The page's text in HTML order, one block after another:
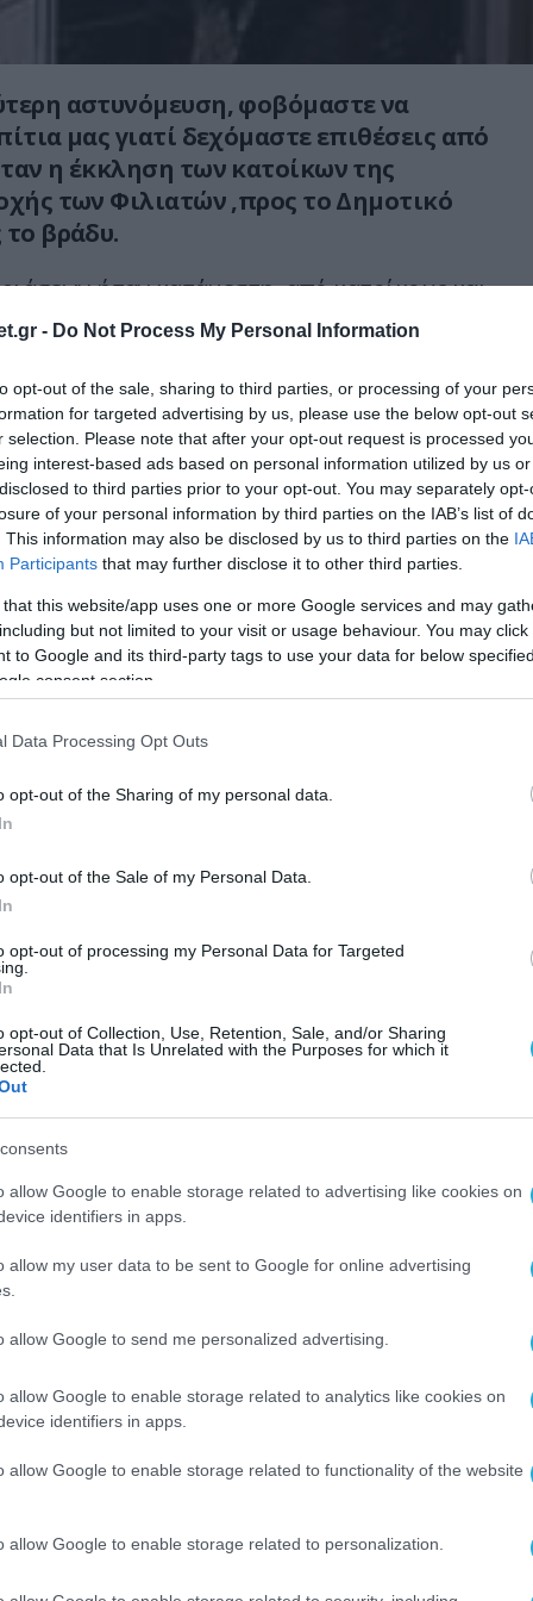
- Do Not Process My Personal Information
opt-out of the sale, sharing to third parties, or processing of your
for targeted advertising by us, please use the below opt-out
selection. Please note that after your opt-out request is processed
interest-based ads based on personal information utilized by us
to third parties prior to your opt-out. You may separately
of your personal information by third parties on the IAB’s list of
This information may also be disclosed by us to third parties on the
Participants that may further disclose it to other third parties.
that this website/app uses one or more Google services and may
but not limited to your visit or usage behaviour. You may
to Google and its third-party tags to use your data for below
consent section.
Data Processing Opt Outs
opt-out of the Sharing of my personal data.
opt-out of the Sale of my Personal Data.
opt-out of processing my Personal Data for Targeted
opt-out of Collection, Use, Retention, Sale, and/or Sharing
Data that Is Unrelated with the Purposes for which it
allow Google to enable storage related to advertising like cookies on
identifiers in apps.
allow my user data to be sent to Google for online advertising
allow Google to send me personalized advertising.
allow Google to enable storage related to analytics like cookies on
identifiers in apps.
allow Google to enable storage related to functionality of the website
allow Google to enable storage related to personalization.
αστυνόμευση, φοβόμαστε να
μας γιατί δεχόμαστε επιθέσεις από
η έκκληση των κατοίκων της
των Φιλιατών ,προς το Δημοτικό
βράδυ.
ήταν κατάμεστη, από κατοίκους και
του Δήμου, καθώς το πρώτο θέμα της
κρούσματα ληστειών σε βάρος
,έχουν αναστατώσει τα 47 χωριά του
πήραν τον λόγο οι πολίτες, οι οποίοι
περιστατικά ληστειών από αλβανούς
τους και τόνισαν πως ζουν ένα εφιάλτη
είπαν, κακοποιοί μπαίνουν στα σπίτια
τους απειλούν με όπλα και τους
κάποιες περιπτώσεις έπεσαν και θύματα
των Φιλιατών με την Αλβανία, εκτείνεται
από την Μουργκάνα μέχρι την
από τα χωριά του δήμου, βρίσκονται σε
ο αντιδήμαρχος Παρασκευάς Βλάχος.
η καθημερινότητα στα χωρία.
επιτυχίες της Δίωξης Ναρκωτικών, όμως
τρομοκρατημένοι. Η αστυνομική δύναμη που
από την Θεσπρωτία για τον Έβρο, θα
στα δικά μας σύνορα» προσθέτει.
είχαν προσκληθεί και παραβρέθηκαν ο
Αντώνης Μπέζας και ο Αστυνομικός
Γεώργιος Λελοβίτης.
σχετικά με την ασφάλεια των πολιτών
περιοχές της Θεσπρωτίας, που έχει
της γειτνίασης με την Αλβανία.
ότι έχει ζητήσει ήδη, το ποσοστό των
μετακινείται από την Θεσπρωτία προς τον
σχέση με άλλες περιοχές της Ελλάδας.
ότι, «η αντιμετώπιση της
του Υπουργείου Δημόσιας Τάξης, Σε αυτή
και δυνάμεις από την